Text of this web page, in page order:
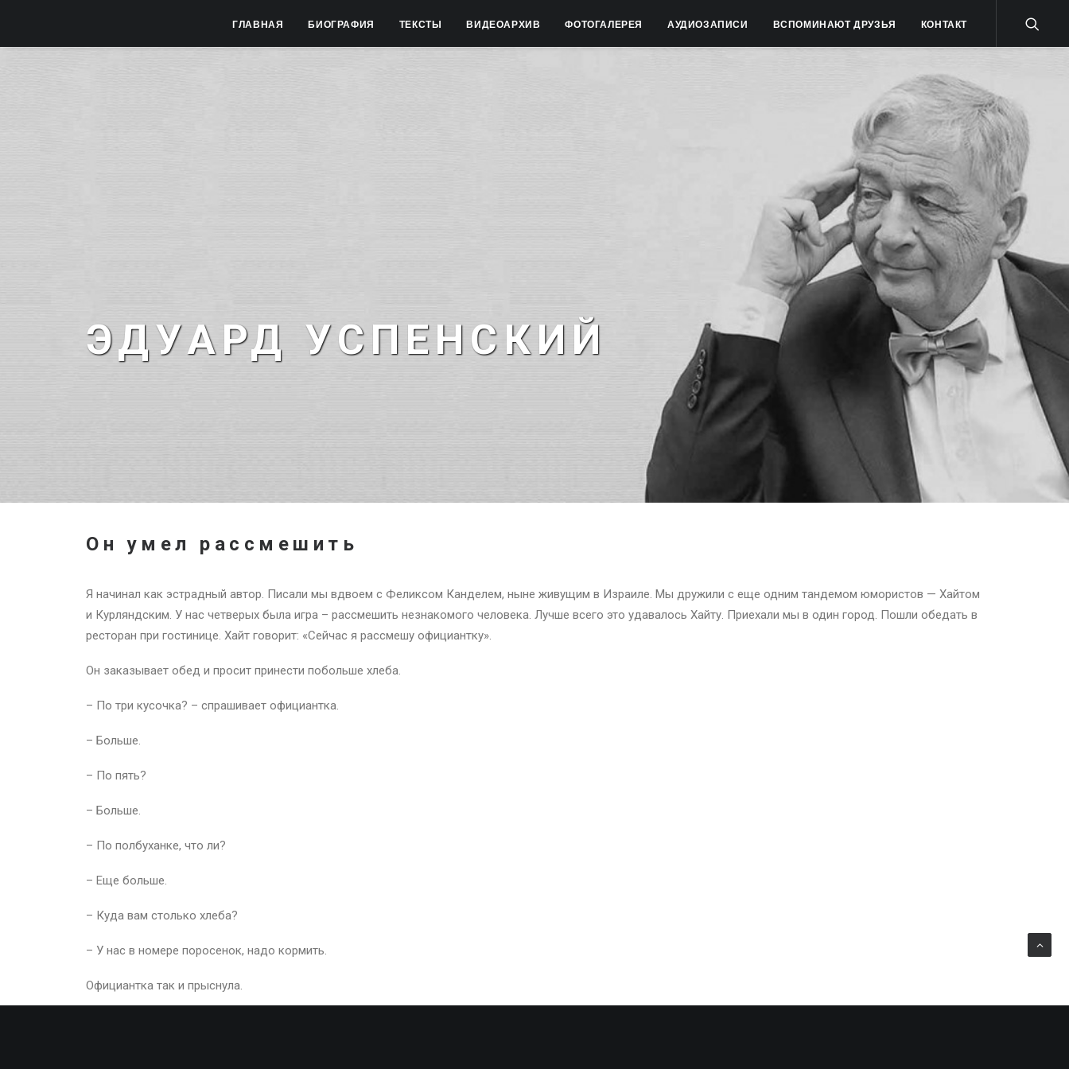
ГЛАВНАЯ БИОГРАФИЯ ТЕКСТЫ ВИДЕОАРХИВ ФОТОГАЛЕРЕЯ АУДИОЗАПИСИ ВСПОМИНАЮТ ДРУЗЬЯ КОНТАКТ
ЭДУАРД УСПЕНСКИЙ
Он умел рассмешить
Я начинал как эстрадный автор. Писали мы вдвоем с Феликсом Канделем, ныне живущим в Израиле. Мы дружили с еще одним тандемом юмористов — Хайтом
и Курляндским. У нас четверых была игра – рассмешить незнакомого человека. Лучше всего это удавалось Хайту. Приехали мы в один город. Пошли обедать в
ресторан при гостинице. Хайт говорит: «Сейчас я рассмешу официантку».
Он заказывает обед и просит принести побольше хлеба.
– По три кусочка? – спрашивает официантка.
– Больше.
– По пять?
– Больше.
– По полбуханке, что ли?
– Еще больше.
– Куда вам столько хлеба?
– У нас в номере поросенок, надо кормить.
Официантка так и прыснула.